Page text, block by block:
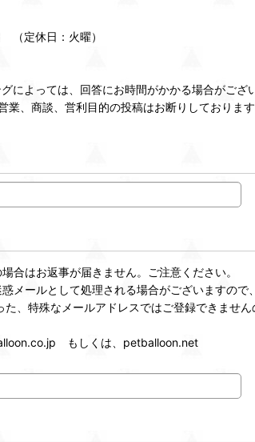
（定休日：火曜）
によっては、回答にお時間がかかる場合がござ
、商談、営利目的の投稿はお断りしております
合はお返事が届きません。ご注意ください。
メールとして処理される場合がございますので
た、特殊なメールアドレスではご登録できません
もしくは、petballoon.net